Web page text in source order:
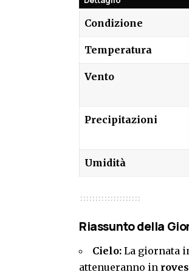
Condizione
Temperatura
Vento
Precipitazioni
Umidità
Riassunto della
Cielo: La giornata
attenueranno in